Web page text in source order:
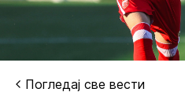
Погледај све вести